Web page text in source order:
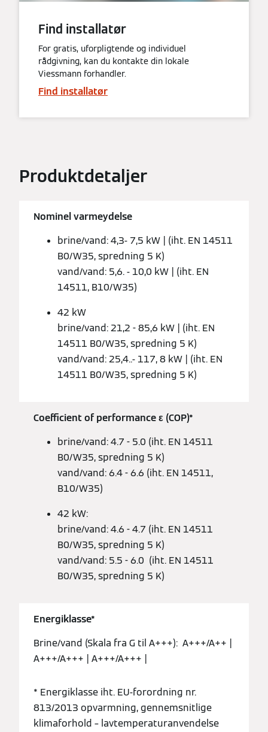
Find installatør
For gratis, uforpligtende og individuel
rådgivning, kan du kontakte din lokale
Viessmann forhandler.
Find installatør
Produktdetaljer
Nominel varmeydelse
brine/vand: 4,3- 7,5 kW | (iht. EN 14511
B0/W35, spredning 5 K)
vand/vand: 5,6. - 10,0 kW | (iht. EN
14511, B10/W35)
42 kW
brine/vand: 21,2 - 85,6 kW | (iht. EN
14511 B0/W35, spredning 5 K)
vand/vand: 25,4..- 117, 8 kW | (iht. EN
14511 B0/W35, spredning 5 K)
Coefficient of performance ε (COP)*
brine/vand: 4.7 - 5.0 (iht. EN 14511
B0/W35, spredning 5 K)
vand/vand: 6.4 - 6.6 (iht. EN 14511,
B10/W35)
42 kW:
brine/vand: 4.6 - 4.7 (iht. EN 14511
B0/W35, spredning 5 K)
vand/vand: 5.5 - 6.0 (iht. EN 14511
B0/W35, spredning 5 K)
Energiklasse*
Brine/vand (Skala fra G til A+++): A+++/A++ |
A+++/A+++ | A+++/A+++ |
* Energiklasse iht. EU-forordning nr.
813/2013 opvarmning, gennemsnitlige
klimaforhold – lavtemperaturanvendelse